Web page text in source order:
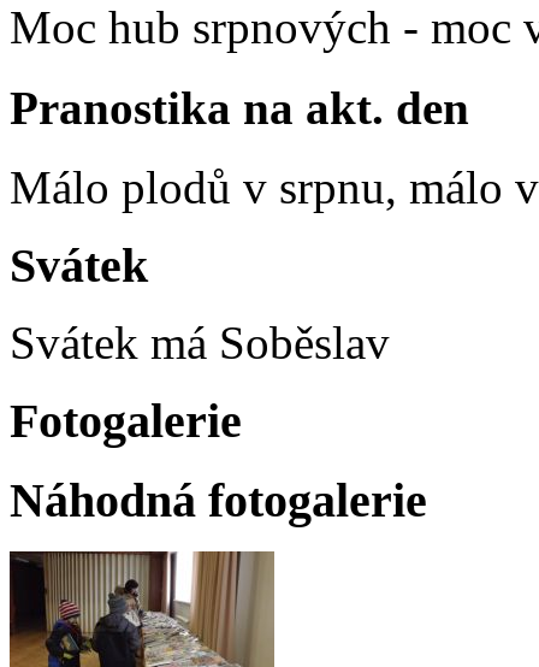
Moc hub srpnových - moc
Pranostika na akt. den
Málo plodů v srpnu, málo
Svátek
Svátek má Soběslav
Fotogalerie
Náhodná fotogalerie